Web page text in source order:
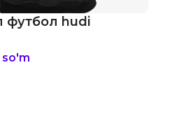
футбол hudi
so'm